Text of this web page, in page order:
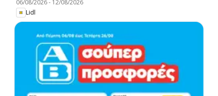
06/08/2026- 12/08/2026
Lidl